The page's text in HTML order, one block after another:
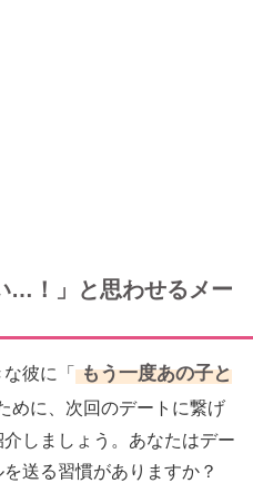
！」と思わせるメー
彼に「
もう一度あの子と
めに、次回のデートに繋げ
しましょう。あなたはデー
送る習慣がありますか？